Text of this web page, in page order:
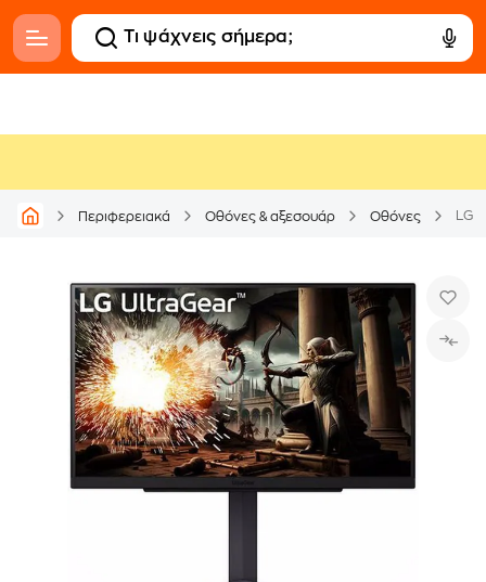
Περιφερειακά Οθόνες & αξεσουάρ Οθόνες